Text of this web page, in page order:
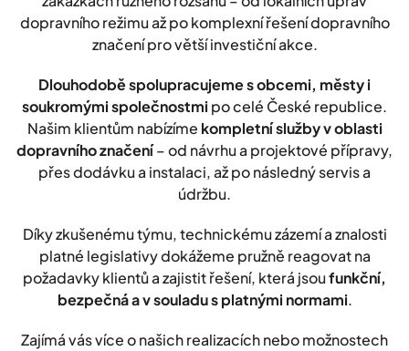
dopravního režimu až po komplexní řešení dopravního
značení pro větší investiční akce.
Dlouhodobě spolupracujeme s obcemi, městy i
soukromými společnostmi po celé České republice.
Našim klientům nabízíme kompletní služby v oblasti
dopravního značení– od návrhu a projektové přípravy,
přes dodávku a instalaci, až po následný servis a
údržbu.
Díky zkušenému týmu, technickému zázemí a znalosti
platné legislativy dokážeme pružně reagovat na
požadavky klientů a zajistit řešení, která jsoufunkční,
bezpečná a v souladu s platnými normami.
Zajímá vás více o našich realizacích nebo možnostech